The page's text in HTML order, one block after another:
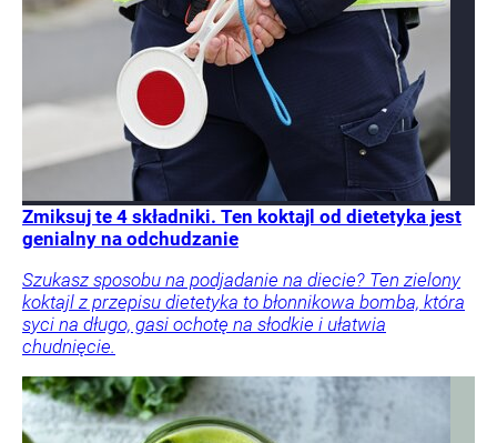
Zmiksuj te 4 składniki. Ten koktajl od dietetyka jest
genialny na odchudzanie
Szukasz sposobu na podjadanie na diecie? Ten zielony
koktajl z przepisu dietetyka to błonnikowa bomba, która
syci na długo, gasi ochotę na słodkie i ułatwia
chudnięcie.